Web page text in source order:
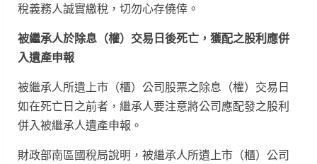
稅義務人誠實繳稅，切勿心存僥倖。
被繼承人於除息（權）交易日後死亡，獲配之股利應併
入遺產申報
被繼承人所遺上市（櫃）公司股票之除息（權）交易日
如在死亡日之前者，繼承人要注意將公司應配發之股利
併入被繼承人遺產申報。
財政部南區國稅局說明，被繼承人所遺上市（櫃）公司